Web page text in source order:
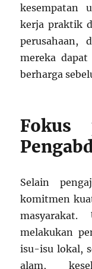
kesempatan
kerja praktik
perusahaan,
mereka
berharga
Fokus
Selain
komitmen
melakukan
isu-isu lokal,
alam,